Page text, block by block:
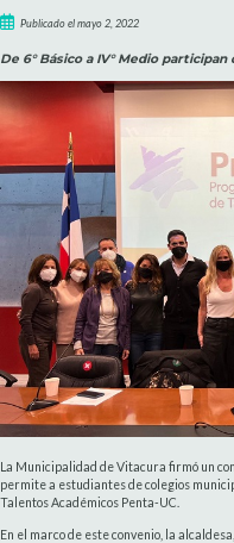
Publicado el mayo 2, 2022
De 6° Básico a IV° Medio
La Municipalidad de Vitacura firmó un
permite a estudiantes de colegios
Talentos Académicos Penta-UC.
En el marco de este convenio, la